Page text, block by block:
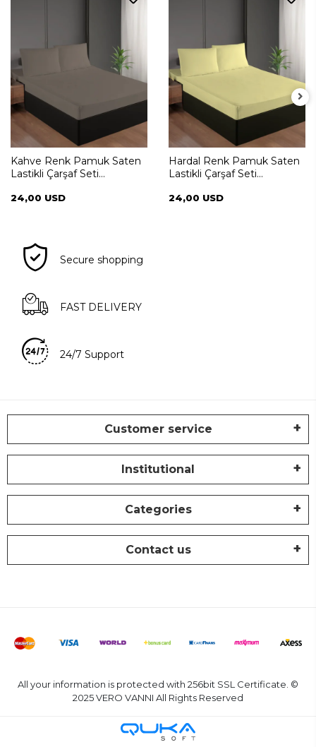
Kahve Renk Pamuk Saten
Lastikli Çarşaf Seti
24,00 USD
Hardal Renk Pamuk Saten
Lastikli Çarşaf Seti
24,00 USD
Secure shopping
FAST DELIVERY
24/7 Support
Customer service
Institutional
Categories
Contact us
All your information is protected with 256bit SSL Certificate. ©
2025 VERO VANNI All Rights Reserved